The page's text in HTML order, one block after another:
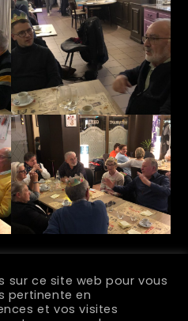
sur ce site web pour vous
pertinente en
et vos visites